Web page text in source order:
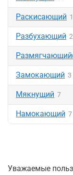
Раскисающий
Разбухающий
Замокающий 3
Мякнущий 7
Намокающий 7
Уважаемые